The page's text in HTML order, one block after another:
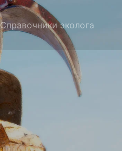
Справочники эколога